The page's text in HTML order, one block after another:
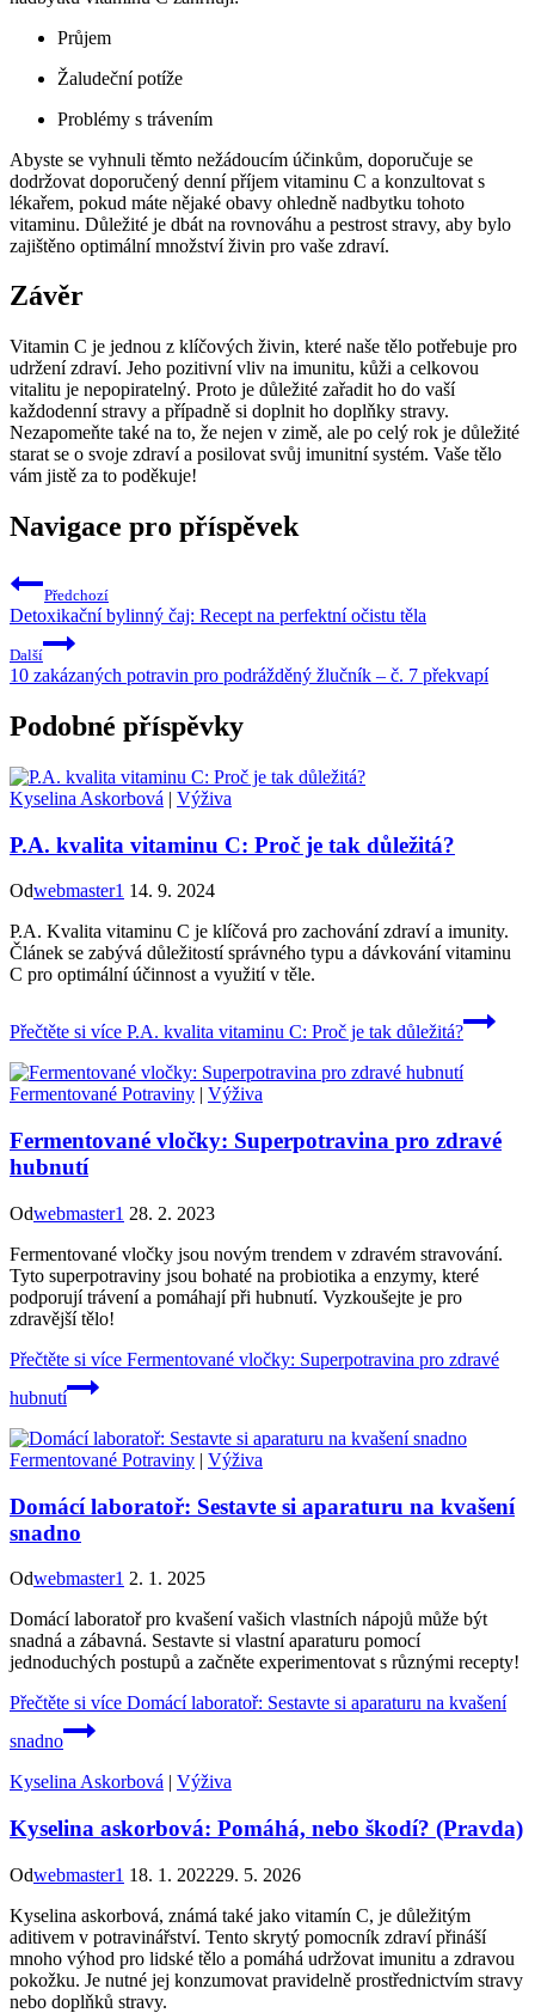
Průjem
Žaludeční potíže
Problémy s trávením
Abyste se vyhnuli těmto nežádoucím účinkům, doporučuje se
dodržovat doporučený denní příjem vitaminu C a konzultovat s
lékařem, pokud máte nějaké obavy ohledně nadbytku tohoto
vitaminu. Důležité je dbát na rovnováhu a pestrost stravy, aby bylo
zajištěno optimální množství živin pro vaše zdraví.
Závěr
Vitamin C je jednou z klíčových živin, které naše tělo potřebuje pro
udržení zdraví. Jeho pozitivní vliv na imunitu, kůži a celkovou
vitalitu je nepopiratelný. Proto je důležité zařadit ho do vaší
každodenní stravy a případně si doplnit ho doplňky stravy.
Nezapomeňte také na to, že nejen v zimě, ale po celý rok je důležité
starat se o svoje zdraví a posilovat svůj imunitní systém. Vaše tělo
vám jistě za to poděkuje!
Navigace pro příspěvek
Předchozí
Detoxikační bylinný čaj: Recept na perfektní očistu těla
Další
10 zakázaných potravin pro podrážděný žlučník – č. 7 překvapí
Podobné příspěvky
Kyselina Askorbová | Výživa
P.A. kvalita vitaminu C: Proč je tak důležitá?
Odwebmaster1 14. 9. 2024
P.A. Kvalita vitaminu C je klíčová pro zachování zdraví a imunity.
Článek se zabývá důležitostí správného typu a dávkování vitaminu
C pro optimální účinnost a využití v těle.
Přečtěte si více P.A. kvalita vitaminu C: Proč je tak důležitá?
Fermentované Potraviny | Výživa
Fermentované vločky: Superpotravina pro zdravé
hubnutí
Odwebmaster1 28. 2. 2023
Fermentované vločky jsou novým trendem v zdravém stravování.
Tyto superpotraviny jsou bohaté na probiotika a enzymy, které
podporují trávení a pomáhají při hubnutí. Vyzkoušejte je pro
zdravější tělo!
Přečtěte si více Fermentované vločky: Superpotravina pro zdravé
hubnutí
Fermentované Potraviny | Výživa
Domácí laboratoř: Sestavte si aparaturu na kvašení
snadno
Odwebmaster1 2. 1. 2025
Domácí laboratoř pro kvašení vašich vlastních nápojů může být
snadná a zábavná. Sestavte si vlastní aparaturu pomocí
jednoduchých postupů a začněte experimentovat s různými recepty!
Přečtěte si více Domácí laboratoř: Sestavte si aparaturu na kvašení
snadno
Kyselina Askorbová | Výživa
Kyselina askorbová: Pomáhá, nebo škodí? (Pravda)
Odwebmaster1 18. 1. 202229. 5. 2026
Kyselina askorbová, známá také jako vitamín C, je důležitým
aditivem v potravinářství. Tento skrytý pomocník zdraví přináší
mnoho výhod pro lidské tělo a pomáhá udržovat imunitu a zdravou
pokožku. Je nutné jej konzumovat pravidelně prostřednictvím stravy
nebo doplňků stravy.